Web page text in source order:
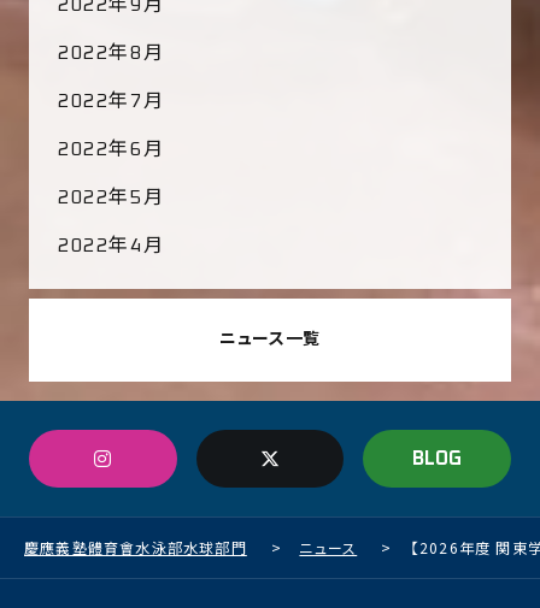
2022年9月
2022年8月
2022年7月
2022年6月
2022年5月
2022年4月
ニュース一覧
BLOG
慶應義塾體育會水泳部水球部門 > ニュース > 【2026年度 関東